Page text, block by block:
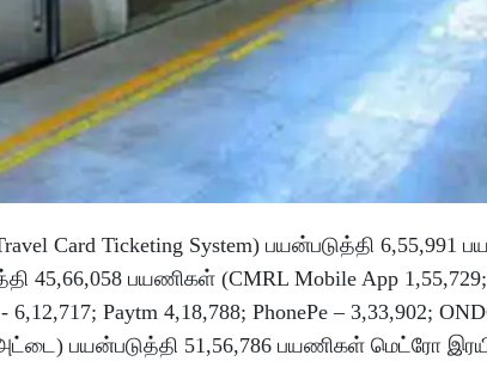
Card Ticketing System) பயன்படுத்தி 6,55,991
45,66,058 பயணிகள் (CMRL Mobile App 1,55,729;
Paytm 4,18,788; PhonePe – 3,33,902;
பயன்படுத்தி 51,56,786 பயணிகள் மெட்ரோ